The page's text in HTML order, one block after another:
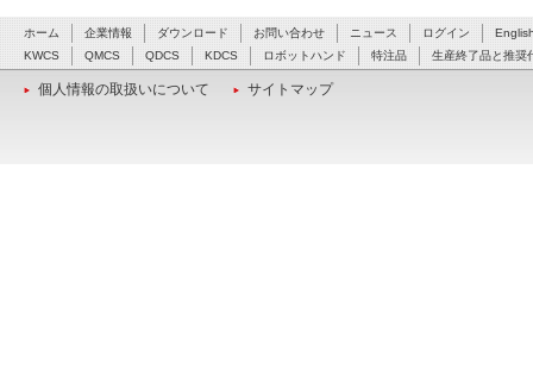
ホーム 企業情報 ダウンロード お問い合わせ ニュース ログイン
KWCS
QMCS QDCS KDCS ロボットハンド 特注品 生産終了品と推奨
個人情報の取扱いについて サイトマップ